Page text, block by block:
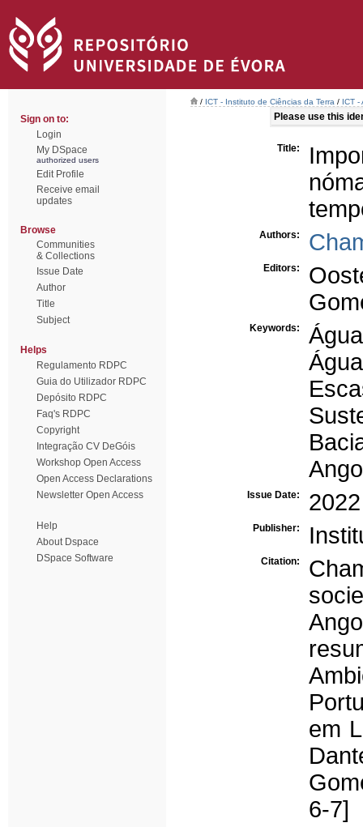
Sign on to:
Login
My DSpace
authorized users
Edit Profile
Receive email
updates
Browse
Communities
& Collections
Issue Date
Author
Title
Subject
Helps
Regulamento RDPC
Guia do Utilizador RDPC
Depósito RDPC
Faq's RDPC
Copyright
Integração CV DeGóis
Workshop Open Access
Open Access Declarations
Newsletter Open Access
Help
About Dspace
DSpace Software
/ ICT - Instituto de Ciências da Terra / ICT -
Please use this
Title:
Authors:
Editors:
Keywords:
Água
Issue Date: 2022
Publisher:
Citation:
em
6-7]